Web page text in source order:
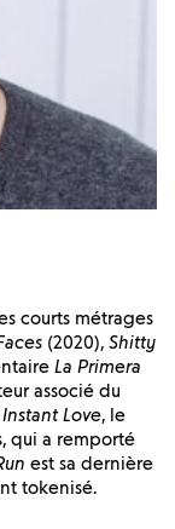
courts métrages
(2020), Shitty
La Primera
associé du
Instant Love, le
qui a remporté
est sa dernière
tokenisé.